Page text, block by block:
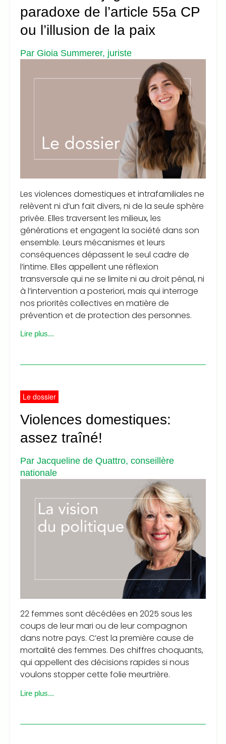
paradoxe de l’article 55a CP
ou l’illusion de la paix
Par Gioia Summerer, juriste
Les violences domestiques et intrafamiliales ne
relèvent ni d’un fait divers, ni de la seule sphère
privée. Elles traversent les milieux, les
générations et engagent la société dans son
ensemble. Leurs mécanismes et leurs
conséquences dépassent le seul cadre de
l’intime. Elles appellent une réflexion
transversale qui ne se limite ni au droit pénal, ni
à l’intervention a posteriori, mais qui interroge
nos priorités collectives en matière de
prévention et de protection des personnes.
Lire plus...
Le dossier
Violences domestiques:
assez traîné!
Par Jacqueline de Quattro, conseillère
nationale
22 femmes sont décédées en 2025 sous les
coups de leur mari ou de leur compagnon
dans notre pays. C’est la première cause de
mortalité des femmes. Des chiffres choquants,
qui appellent des décisions rapides si nous
voulons stopper cette folie meurtrière.
Lire plus...